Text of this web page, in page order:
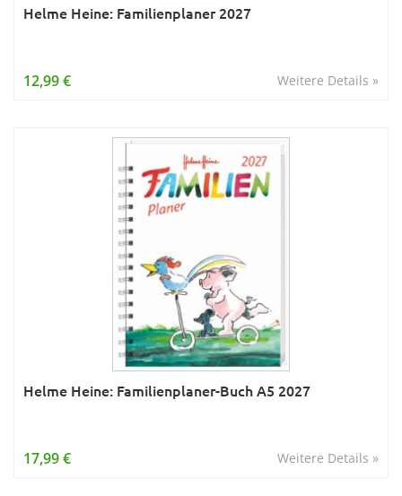
Helme Heine: Familienplaner 2027
Weitere Details »
12,99 €
Helme Heine: Familienplaner-Buch A5 2027
Weitere Details »
17,99 €